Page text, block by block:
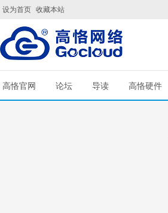
设为首页 收藏本站
高恪官网 论坛 导读 高恪硬件